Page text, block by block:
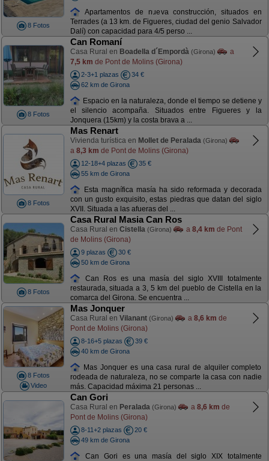
8 Fotos
Apartamentos de nueva construcción, situados en
Terrades (a 13 km. de Figueres, ciudad del genio Salvador
Dalí) con capacidad para 4/5 perso ...
8 Fotos
Can Romaní
Casa Rural en Boadella d´Empordà (Girona)
a
7,5 km de Pont de Molins (Girona)
2-3+1 plazas
34 €
62 km de Girona
Espacio en la naturaleza, donde el tiempo se detiene y
el silencio acompaña. Situados entre Figueres y la
Jonquera (15km) y la costa brava a ...
8 Fotos
Mas Renart
Vivienda turística en Mollet de Peralada (Girona)
a 8,3 km de Pont de Molins (Girona)
12-18+4 plazas
35 €
55 km de Girona
Esta magnífica masía ha sido reformada y decorada
con un gusto exquisito, estas piedras que datan del siglo
XVII. Situada a las afueras del ...
8 Fotos
Casa Rural Masia Can Ros
Casa Rural en Cistella (Girona) a 8,4 km de Pont
de Molins (Girona)
9 plazas
30 €
50 km de Girona
Can Ros es una masía del siglo XVIII totalmente
restaurada, situada a 3, 5 km del pueblo de Cistella en la
comarca del Girona. Se encuentra ...
8 Fotos
Video
Mas Jonquer
Casa Rural en Vilanant (Girona) a 8,6 km de
Pont de Molins (Girona)
8-16+5 plazas
39 €
40 km de Girona
Mas Jonquer es una casa rural de alquiler completo
rodeada de naturaleza, no se comparte la casa con nadie
más. Capacidad máxima 21 personas ...
Can Gori
Casa Rural en Peralada (Girona) a 8,6 km de
Pont de Molins (Girona)
8-11+2 plazas
20 €
49 km de Girona
Can Gori es una masía del siglo XIX totalmente